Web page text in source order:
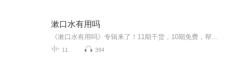
漱口水有用吗
11 394